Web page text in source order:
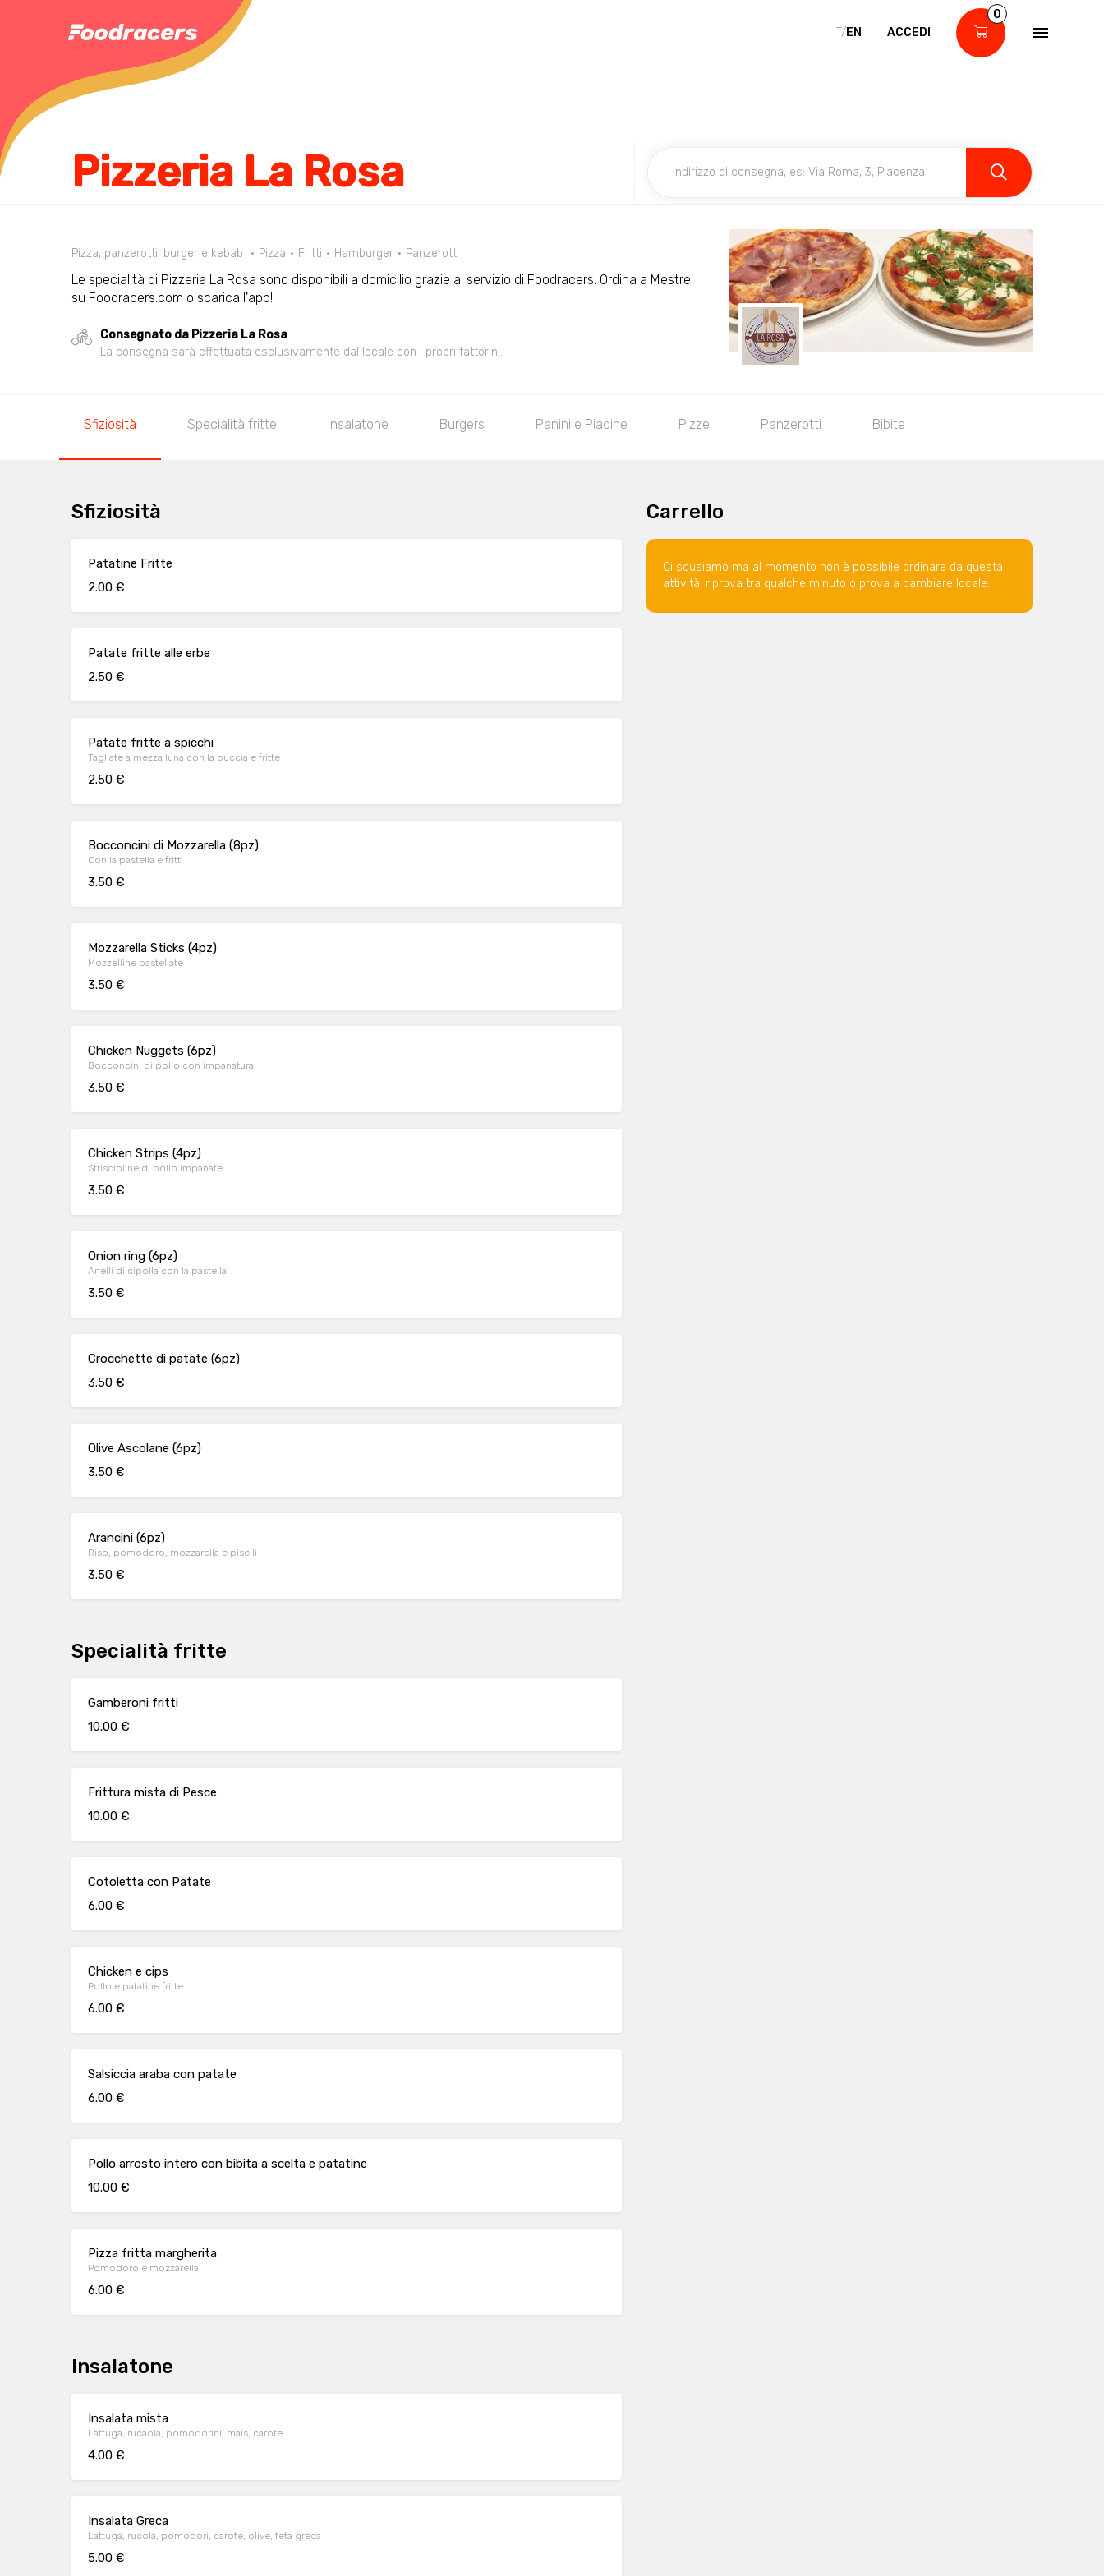
IT/EN ACCEDI
0
Pizzeria La Rosa
Pizza, panzerotti, burger e kebab Pizza Fritti Hamburger Panzerotti
Le specialità di Pizzeria La Rosa sono disponibili a domicilio grazie al servizio di Foodracers. Ordina a Mestre
su Foodracers.com o scarica l'app!
Consegnato da Pizzeria La Rosa
La consegna sarà effettuata esclusivamente dal locale con i propri fattorini.
Sfiziosità Specialità fritte Insalatone Burgers Panini e Piadine Pizze Panzerotti Bibite
Sfiziosità
Patatine Fritte
2.00 €
Patate fritte alle erbe
2.50 €
Patate fritte a spicchi
Tagliate a mezza luna con la buccia e fritte
2.50 €
Bocconcini di Mozzarella (8pz)
Con la pastella e fritti
3.50 €
Mozzarella Sticks (4pz)
Mozzelline pastellate
3.50 €
Chicken Nuggets (6pz)
Bocconcini di pollo con impanatura
3.50 €
Chicken Strips (4pz)
Striscioline di pollo impanate
3.50 €
Onion ring (6pz)
Anelli di cipolla con la pastella
3.50 €
Crocchette di patate (6pz)
3.50 €
Olive Ascolane (6pz)
3.50 €
Arancini (6pz)
Riso, pomodoro, mozzarella e piselli
3.50 €
Specialità fritte
Gamberoni fritti
10.00 €
Frittura mista di Pesce
10.00 €
Cotoletta con Patate
6.00 €
Chicken e cips
Pollo e patatine fritte
6.00 €
Salsiccia araba con patate
6.00 €
Pollo arrosto intero con bibita a scelta e patatine
10.00 €
Pizza fritta margherita
Pomodoro e mozzarella
6.00 €
Insalatone
Insalata mista
Lattuga, rucaola, pomodorini, mais, carote
4.00 €
Insalata Greca
Lattuga, rucola, pomodori, carote, olive, feta greca
5.00 €
Carrello
Ci scusiamo ma al momento non è possibile ordinare da questa
attività, riprova tra qualche minuto o prova a cambiare locale.